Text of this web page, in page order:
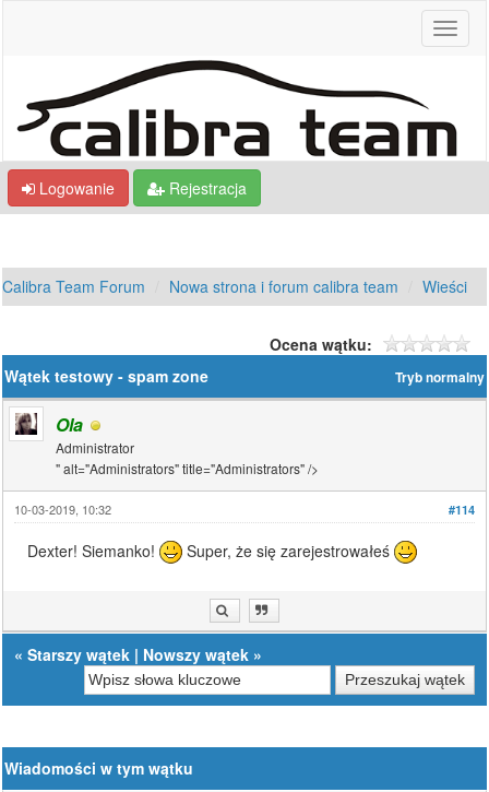
Logowanie Rejestracja
Calibra Team Forum Nowa strona i forum calibra team Wieści
Ocena wątku:
Tryb normalny
Wątek testowy - spam zone
Ola
Administrator
" alt="Administrators" title="Administrators" />
#114
10-03-2019, 10:32
Dexter! Siemanko! Super, że się zarejestrowałeś
«Starszy wątek | Nowszy wątek »
Wiadomości w tym wątku